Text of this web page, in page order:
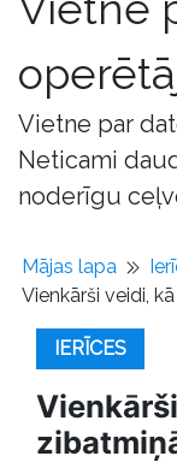
Vietne par
Neticami
noderīgu
Mājas lapa
Vienkārši veidi,
IERĪCES